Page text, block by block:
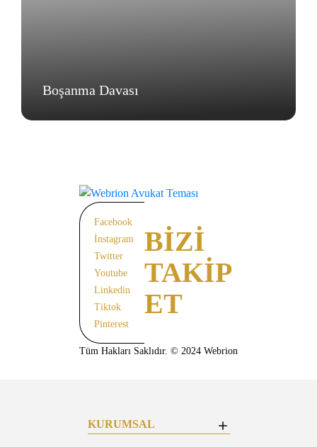
Boşanma Davası
Facebook
İnstagram
Twitter
Youtube
Linkedin
Tiktok
Pinterest
BİZİ
TAKİP
ET
Tüm Hakları Saklıdır. © 2024 Webrion
KURUMSAL